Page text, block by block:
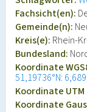
Fachsicht(en):
Gemeinde(n):
Kreis(e): Rhein-
Bundesland:
Koordinate
51,19736°N:
Koordinate UTM
Koordinate